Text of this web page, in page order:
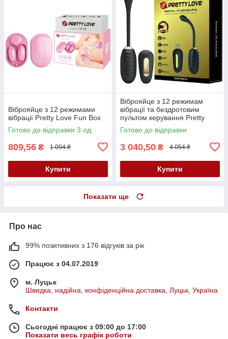
Віброяйце з 12 режимами
вібрації Pretty Love Fun Box
Готово до відправки 3 од.
809,56 ₴ 1 094 ₴
Купити
Віброяйце з 12 режимам
вібрації та бездротовим
пультом керування Pretty
Love Doreen Black
Готово до відправки
3 040,50 ₴ 4 054 ₴
Купити
Показати ще
Про нас
99% позитивних з 176 відгуків за рік
Працює з 04.07.2019
м. Луцьк
Швидка, надійна, конфіденційна доставка, Луцьк, Україна
Контакти
Сьогодні працює з 09:00 до 17:00
Показати весь графік роботи